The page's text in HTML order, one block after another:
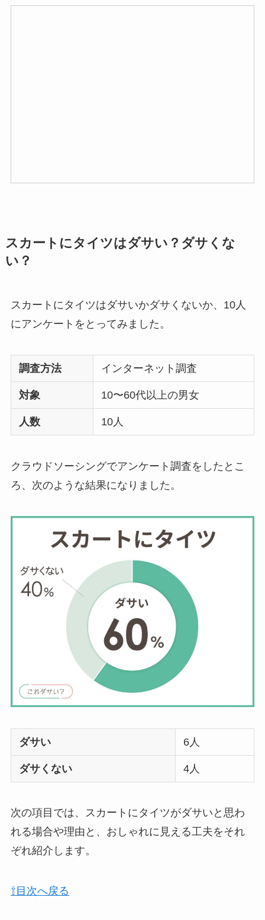
スカートにタイツはダサい？ダサくな
い？
スカートにタイツはダサいかダサくないか、10人
にアンケートをとってみました。
調査方法 インターネット調査
対象 10〜60代以上の男女
人数 10人
クラウドソーシングでアンケート調査をしたとこ
ろ、次のような結果になりました。
ダサい 6人
ダサくない 4人
次の項目では、スカートにタイツがダサいと思わ
れる場合や理由と、おしゃれに見える工夫をそれ
ぞれ紹介します。
⇧目次へ戻る